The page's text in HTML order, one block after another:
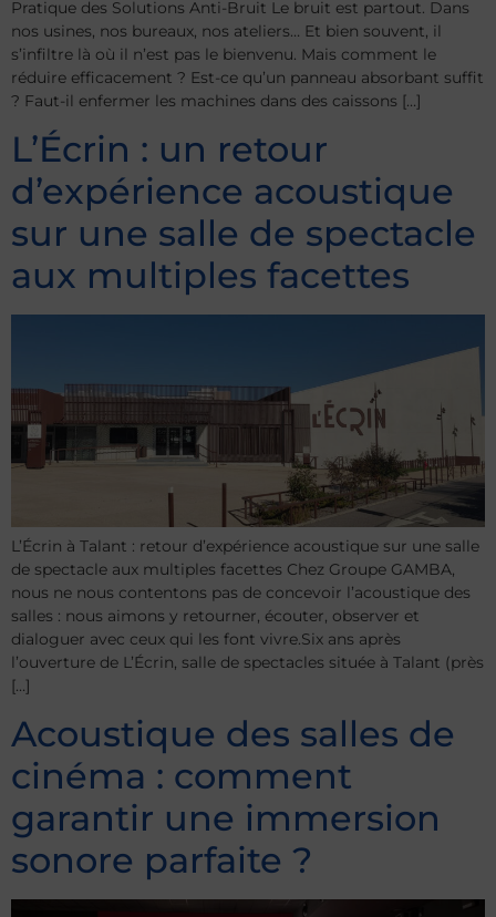
Pratique des Solutions Anti-Bruit Le bruit est partout. Dans
nos usines, nos bureaux, nos ateliers… Et bien souvent, il
s’infiltre là où il n’est pas le bienvenu. Mais comment le
réduire efficacement ? Est-ce qu’un panneau absorbant suffit
? Faut-il enfermer les machines dans des caissons […]
L’Écrin : un retour
d’expérience acoustique
sur une salle de spectacle
aux multiples facettes
L’Écrin à Talant : retour d’expérience acoustique sur une salle
de spectacle aux multiples facettes Chez Groupe GAMBA,
nous ne nous contentons pas de concevoir l’acoustique des
salles : nous aimons y retourner, écouter, observer et
dialoguer avec ceux qui les font vivre.Six ans après
l’ouverture de L’Écrin, salle de spectacles située à Talant (près
[…]
Acoustique des salles de
cinéma : comment
garantir une immersion
sonore parfaite ?